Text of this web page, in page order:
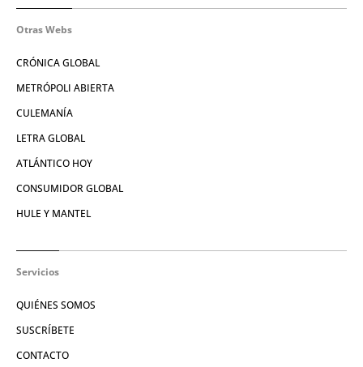
Otras Webs
CRÓNICA GLOBAL
METRÓPOLI ABIERTA
CULEMANÍA
LETRA GLOBAL
ATLÁNTICO HOY
CONSUMIDOR GLOBAL
HULE Y MANTEL
Servicios
QUIÉNES SOMOS
SUSCRÍBETE
CONTACTO